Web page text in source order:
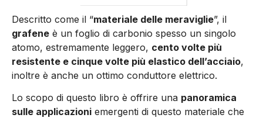
Descritto come il “materiale delle meraviglie”, il
grafene è un foglio di carbonio spesso un singolo
atomo, estremamente leggero, cen­to volte più
resistente e cinque volte più elastico dell’acciaio,
inoltre è anche un ottimo conduttore elettrico.
Lo scopo di questo libro è offrire una panoramica
sulle applicazioni emergenti di questo materiale che